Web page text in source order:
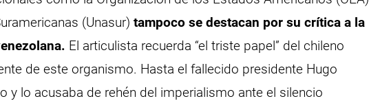
(Unasur)tampoco se destacan por su crítica a la
El articulista recuerda “el triste papel” del chileno
de este organismo. Hasta el fallecido presidente Hugo
y lo acusaba de rehén del imperialismo ante el silencio